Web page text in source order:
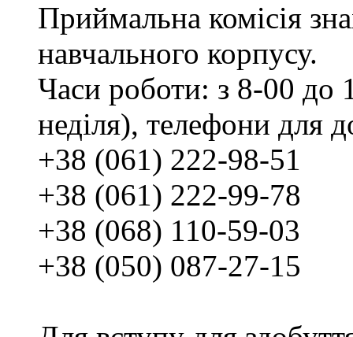
Приймальна комісія
навчального корпусу.
Часи роботи: з 8-00 до
неділя), телефони для
+38 (061) 222-98-51
+38 (061) 222-99-78
+38 (068) 110-59-03
+38 (050) 087-27-15